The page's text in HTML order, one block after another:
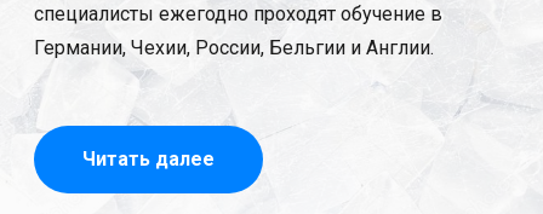
специалисты ежегодно проходят обучение в
Германии, Чехии, России, Бельгии и Англии.
Читать далее